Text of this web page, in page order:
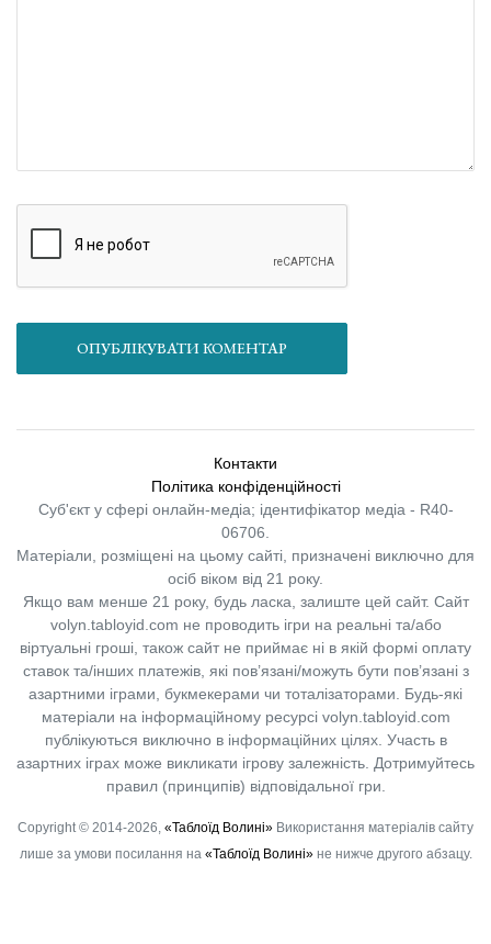
ОПУБЛІКУВАТИ КОМЕНТАР
Контакти
Політика конфіденційності
Суб'єкт у сфері онлайн-медіа; ідентифікатор медіа - R40-
06706.
Матеріали, розміщені на цьому сайті, призначені виключно для
осіб віком від 21 року.
Якщо вам менше 21 року, будь ласка, залиште цей сайт. Сайт
volyn.tabloyid.com не проводить ігри на реальні та/або
віртуальні гроші, також сайт не приймає ні в якій формі оплату
ставок та/інших платежів, які пов’язані/можуть бути пов’язані з
азартними іграми, букмекерами чи тоталізаторами. Будь-які
матеріали на інформаційному ресурсі volyn.tabloyid.com
публікуються виключно в інформаційних цілях. Участь в
азартних іграх може викликати ігрову залежність. Дотримуйтесь
правил (принципів) відповідальної гри.
Copyright © 2014-2026, «Таблоїд Волині» Використання матеріалів сайту
лише за умови посилання на «Таблоїд Волині»не нижче другого абзацу.